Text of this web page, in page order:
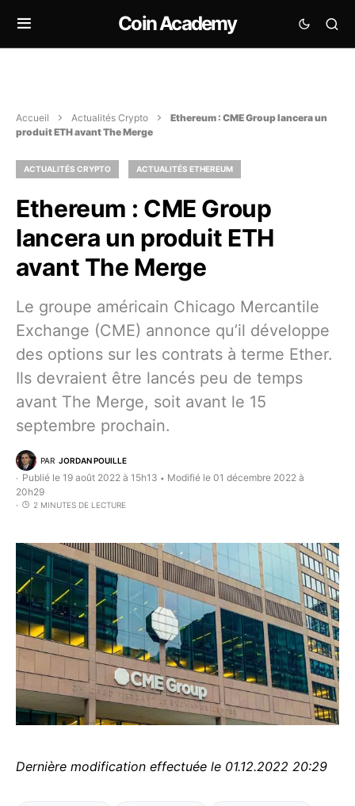
Coin Academy
Accueil Actualités Crypto
Ethereum : CME Group lancera un
produit ETH avant The Merge
ACTUALITÉS CRYPTO ACTUALITÉS ETHEREUM
Ethereum : CME Group
lancera un produit ETH
avant The Merge
Le groupe américain Chicago Mercantile
Exchange (CME) annonce qu’il développe
des options sur les contrats à terme Ether.
Ils devraient être lancés peu de temps
avant The Merge, soit avant le 15
septembre prochain.
PAR JORDAN POUILLE
Publié le 19 août 2022 à 15h13 • Modifié le 01 décembre 2022 à
20h29
2 MINUTES DE LECTURE
Dernière modification effectuée le 01.12.2022 20:29